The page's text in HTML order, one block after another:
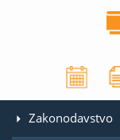
Zakonodavstvo